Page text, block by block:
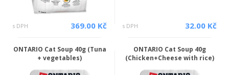
s DPH 369.00 Kč s DPH 32.00 Kč
ONTARIO Cat Soup 40g (Tuna
+ vegetables)
ONTARIO Cat Soup 40g
(Chicken+Cheese with rice)